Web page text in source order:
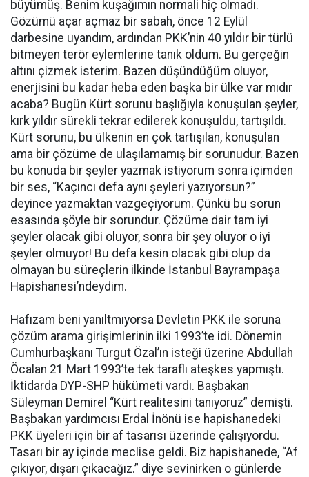
büyümüş. Benim kuşağımın normali hiç olmadı.
Gözümü açar açmaz bir sabah, önce 12 Eylül
darbesine uyandım, ardından PKK’nin 40 yıldır bir türlü
bitmeyen terör eylemlerine tanık oldum. Bu gerçeğin
altını çizmek isterim. Bazen düşündüğüm oluyor,
enerjisini bu kadar heba eden başka bir ülke var mıdır
acaba? Bugün Kürt sorunu başlığıyla konuşulan şeyler,
kırk yıldır sürekli tekrar edilerek konuşuldu, tartışıldı.
Kürt sorunu, bu ülkenin en çok tartışılan, konuşulan
ama bir çözüme de ulaşılamamış bir sorunudur. Bazen
bu konuda bir şeyler yazmak istiyorum sonra içimden
bir ses, “Kaçıncı defa aynı şeyleri yazıyorsun?”
deyince yazmaktan vazgeçiyorum. Çünkü bu sorun
esasında şöyle bir sorundur. Çözüme dair tam iyi
şeyler olacak gibi oluyor, sonra bir şey oluyor o iyi
şeyler olmuyor! Bu defa kesin olacak gibi olup da
olmayan bu süreçlerin ilkinde İstanbul Bayrampaşa
Hapishanesi’ndeydim.
Hafızam beni yanıltmıyorsa Devletin PKK ile soruna
çözüm arama girişimlerinin ilki 1993’te idi. Dönemin
Cumhurbaşkanı Turgut Özal’ın isteği üzerine Abdullah
Öcalan 21 Mart 1993’te tek taraflı ateşkes yapmıştı.
İktidarda DYP-SHP hükümeti vardı. Başbakan
Süleyman Demirel “Kürt realitesini tanıyoruz” demişti.
Başbakan yardımcısı Erdal İnönü ise hapishanedeki
PKK üyeleri için bir af tasarısı üzerinde çalışıyordu.
Tasarı bir ay içinde meclise geldi. Biz hapishanede, “Af
çıkıyor, dışarı çıkacağız.” diye sevinirken o günlerde